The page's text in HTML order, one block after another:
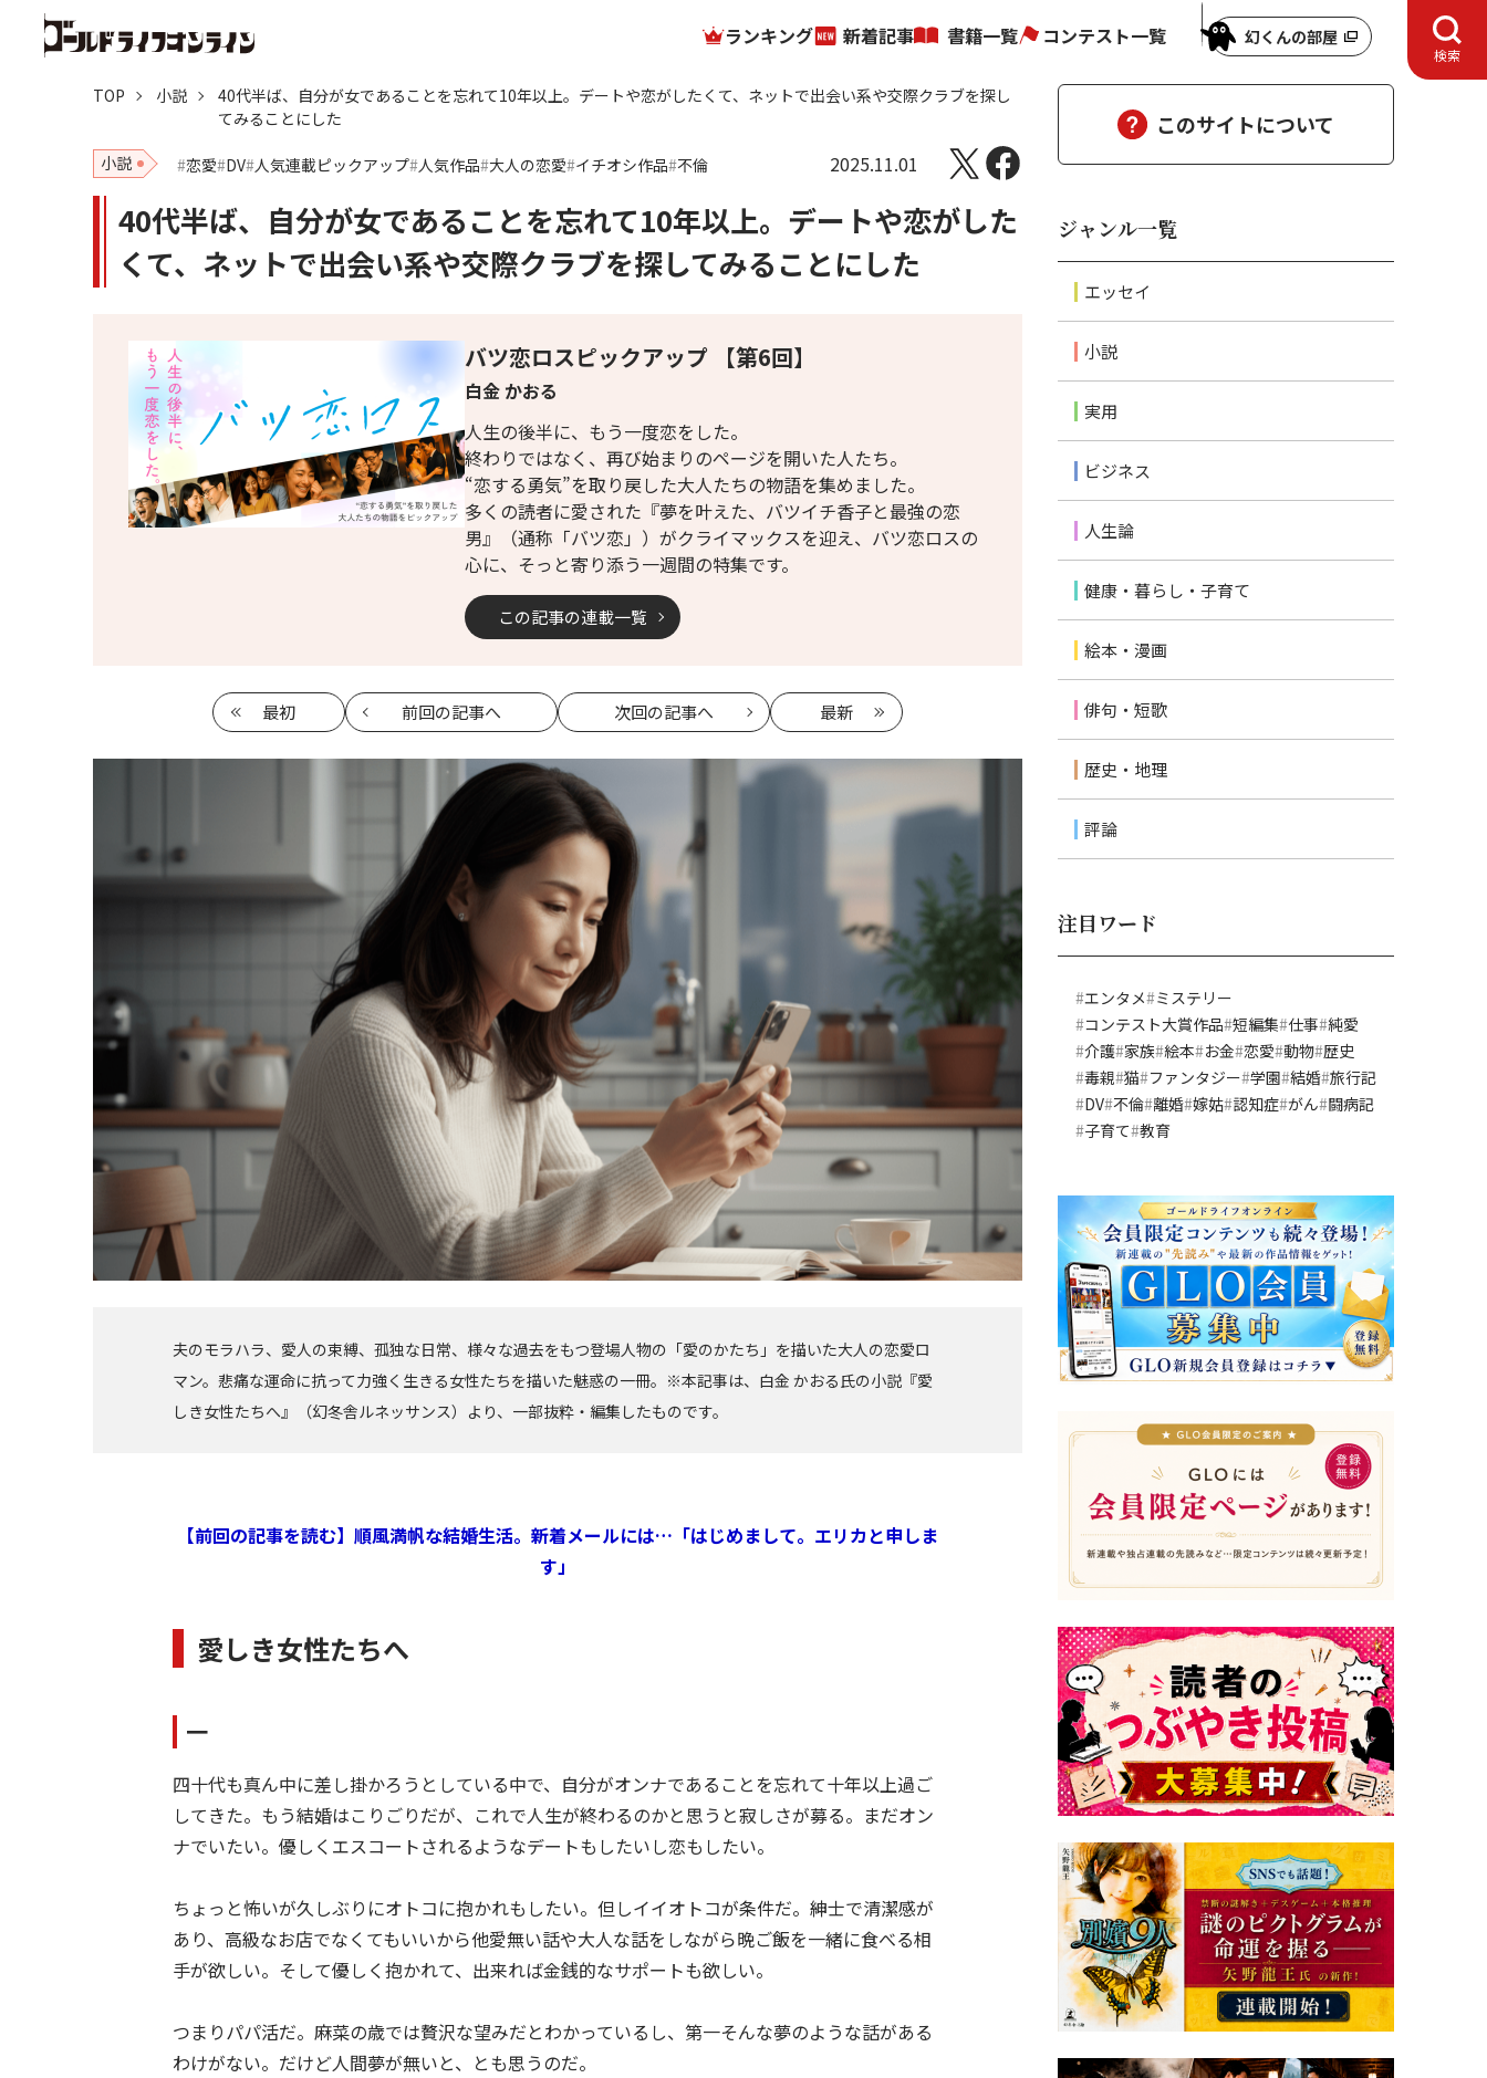
ランキング 新着記事 書籍一覧 コンテスト一覧 幻くんの部屋
検索
TOP 小説
40代半ば、自分が女であることを忘れて10年以上。デートや恋がしたくて、ネットで出会い系や交際クラブを探し
てみることにした
小説
恋愛 DV 人気連載ピックアップ 人気作品 大人の恋愛 イチオシ作品 不倫 2025.11.01
40代半ば、自分が女であることを忘れて10年以上。デートや恋がした
くて、ネットで出会い系や交際クラブを探してみることにした
バツ恋ロスピックアップ 【第6回】
白金 かおる
人生の後半に、もう一度恋をした。
終わりではなく、再び始まりのページを開いた人たち。
“恋する勇気”を取り戻した大人たちの物語を集めました。
多くの読者に愛された『夢を叶えた、バツイチ香子と最強の恋
男』（通称「バツ恋」）がクライマックスを迎え、バツ恋ロスの
心に、そっと寄り添う一週間の特集です。
この記事の連載一覧
最初 前回の記事へ 次回の記事へ 最新
夫のモラハラ、愛人の束縛、孤独な日常、様々な過去をもつ登場人物の「愛のかたち」を描いた大人の恋愛ロ
マン。悲痛な運命に抗って力強く生きる女性たちを描いた魅惑の一冊。※本記事は、白金 かおる氏の小説『愛
しき女性たちへ』（幻冬舎ルネッサンス）より、一部抜粋・編集したものです。
【前回の記事を読む】順風満帆な結婚生活。新着メールには…「はじめまして。エリカと申しま
す」
愛しき女性たちへ
一
四十代も真ん中に差し掛かろうとしている中で、自分がオンナであることを忘れて十年以上過ご
してきた。もう結婚はこりごりだが、これで人生が終わるのかと思うと寂しさが募る。まだオン
ナでいたい。優しくエスコートされるようなデートもしたいし恋もしたい。
ちょっと怖いが久しぶりにオトコに抱かれもしたい。但しイイオトコが条件だ。紳士で清潔感が
あり、高級なお店でなくてもいいから他愛無い話や大人な話をしながら晩ご飯を一緒に食べる相
手が欲しい。そして優しく抱かれて、出来れば金銭的なサポートも欲しい。
つまりパパ活だ。麻菜の歳では贅沢な望みだとわかっているし、第一そんな夢のような話がある
わけがない。だけど人間夢が無いと、とも思うのだ。
このサイトについて
ジャンル一覧
エッセイ
小説
実用
ビジネス
人生論
健康・暮らし・子育て
絵本・漫画
俳句・短歌
歴史・地理
評論
注目ワード
エンタメ ミステリー
コンテスト大賞作品 短編集 仕事 純愛
介護 家族 絵本 お金 恋愛 動物 歴史
毒親 猫 ファンタジー 学園 結婚 旅行記
DV 不倫 離婚 嫁姑 認知症 がん 闘病記
子育て 教育